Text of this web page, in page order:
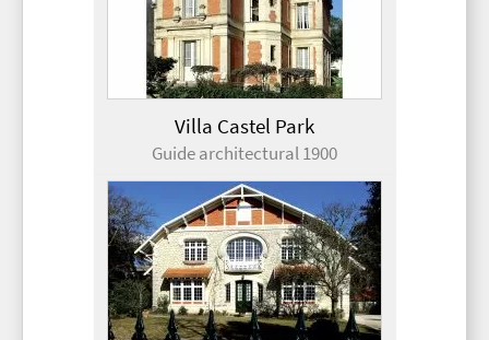
Villa Castel Park
Guide architectural 1900